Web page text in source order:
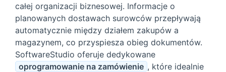
całej organizacji biznesowej. Informacje o
planowanych dostawach surowców przepływają
automatycznie między działem zakupów a
magazynem, co przyspiesza obieg dokumentów.
SoftwareStudio oferuje dedykowane
oprogramowanie na zamówienie , które idealnie